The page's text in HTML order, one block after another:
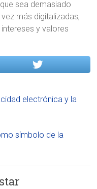
sea demasiado
más digitalizadas,
y valores
electrónica y la
símbolo de la